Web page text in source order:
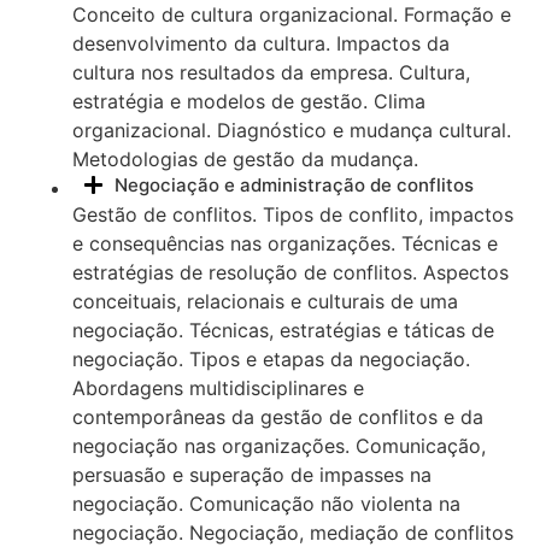
Conceito de cultura organizacional. Formação e
desenvolvimento da cultura. Impactos da
cultura nos resultados da empresa. Cultura,
estratégia e modelos de gestão. Clima
organizacional. Diagnóstico e mudança cultural.
Metodologias de gestão da mudança.
Negociação e administração de conflitos
Gestão de conflitos. Tipos de conflito, impactos
e consequências nas organizações. Técnicas e
estratégias de resolução de conflitos. Aspectos
conceituais, relacionais e culturais de uma
negociação. Técnicas, estratégias e táticas de
negociação. Tipos e etapas da negociação.
Abordagens multidisciplinares e
contemporâneas da gestão de conflitos e da
negociação nas organizações. Comunicação,
persuasão e superação de impasses na
negociação. Comunicação não violenta na
negociação. Negociação, mediação de conflitos